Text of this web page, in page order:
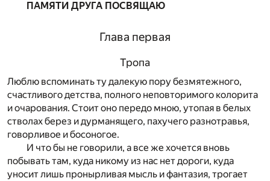
ПАМЯТИ ДРУГА ПОСВЯЩАЮ
Глава первая
Тропа
Люблю вспоминать ту далекую пору безмятежного,
счастливого детства, полного неповторимого колорита
и очарования. Стоит оно передо мною, утопая в белых
стволах берез и дурманящего, пахучего разнотравья,
говорливое и босоногое.
И что бы не говорили, а все же хочется вновь
побывать там, куда никому из нас нет дороги, куда
уносит лишь пронырливая мысль и фантазия, трогает